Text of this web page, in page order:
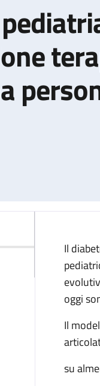
in pediatria.
Il
oggi
Il
su